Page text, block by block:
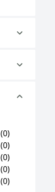
(0)
(0)
(0)
(0)
(0)